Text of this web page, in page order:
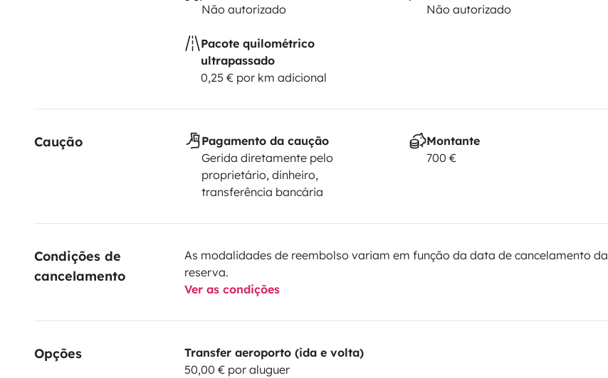
Não autorizado
Não autorizado
Pacote quilométrico
ultrapassado
0,25 € por km adicional
Caução
Pagamento da caução
Gerida diretamente pelo
proprietário, dinheiro,
transferência bancária
Montante
700 €
Condições de
cancelamento
As modalidades de reembolso variam em função da data de cancelamento da
reserva.
Ver as condições
Opções
Transfer aeroporto (ida e volta)
50,00 € por aluguer